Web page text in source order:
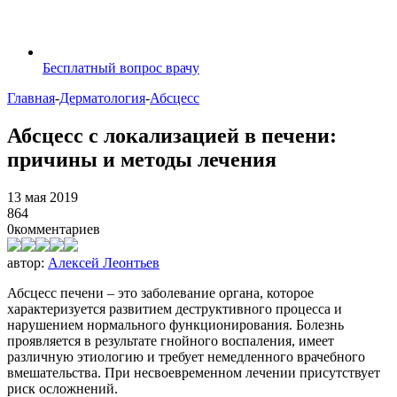
Бесплатный вопрос врачу
Главная-Дерматология-Абсцесс
Абсцесс с локализацией в печени:
причины и методы лечения
13 мая 2019
864
0комментариев
автор: Алексей Леонтьев
Абсцесс печени – это заболевание органа, которое
характеризуется развитием деструктивного процесса и
нарушением нормального функционирования. Болезнь
проявляется в результате гнойного воспаления, имеет
различную этиологию и требует немедленного врачебного
вмешательства. При несвоевременном лечении присутствует
риск осложнений.